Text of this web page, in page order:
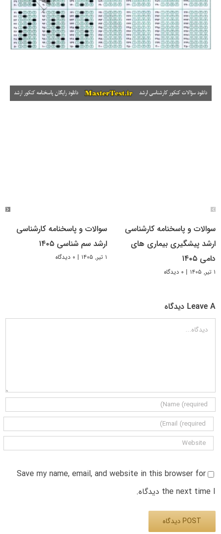
سوالات و پاسخنامه کارشناسی
ارشد پیشگیری بیماری های
دامی ۱۴۰۵
۱ تیر, ۱۴۰۵ | ۰ دیدگاه
سوالات و پاسخنامه کارشناسی
ارشد سم شناسی ۱۴۰۵
۱ تیر, ۱۴۰۵ | ۰ دیدگاه
Leave A دیدگاه
دیدگاه
Save my name, email, and website in this browser for
the next time I دیدگاه.